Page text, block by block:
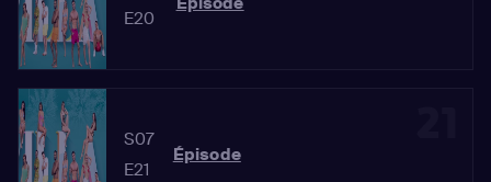
E20
S07
E21
Épisode